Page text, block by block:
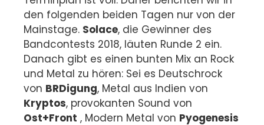
den folgenden beiden Tagen nur von der
Mainstage. Solace, die Gewinner des
Bandcontests 2018, läuten Runde 2 ein.
Danach gibt es einen bunten Mix an Rock
und Metal zu hören: Sei es Deutschrock
von BRDigung, Metal aus Indien von
Kryptos, provokanten Sound von
Ost+Front , Modern Metal von Pyogenesis